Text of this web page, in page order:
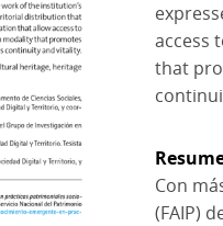
access
that
Con
(FAIP)